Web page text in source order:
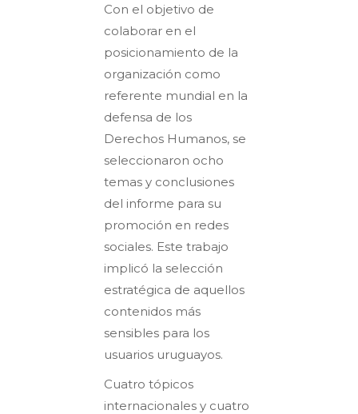
Con el objetivo de
colaborar en el
posicionamiento de la
organización como
referente mundial en la
defensa de los
Derechos Humanos, se
seleccionaron ocho
temas y conclusiones
del informe para su
promoción en redes
sociales. Este trabajo
implicó la selección
estratégica de aquellos
contenidos más
sensibles para los
usuarios uruguayos.
Cuatro tópicos
internacionales y cuatro